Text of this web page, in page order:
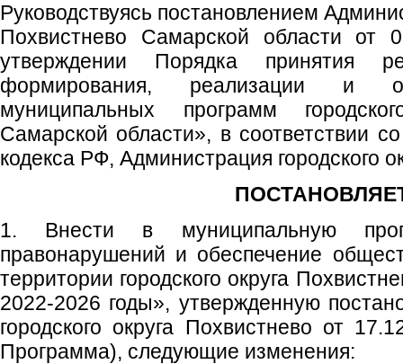
Руководствуясь постановлением
Похвистнево Самарской области
утверждении Порядка принятия
формирования, реализации и
муниципальных программ
Самарской области», в соответствии
кодекса РФ, Администрация городского
1. Внести в муниципальную
правонарушений и обеспечение
территории городского округа
2022-2026 годы», утвержденную
городского округа Похвистнево от
Программа), следующие изменения: